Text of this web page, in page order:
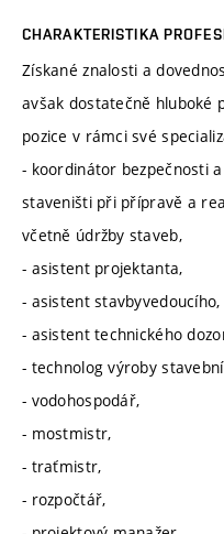
CHARAKTERISTIKA
Získané znalosti a
avšak dostatečně hluboké
pozice v rámci své
- koordinátor bezpečnosti
staveništi při přípravě a
včetně údržby staveb,
- asistent projektanta,
- asistent stavbyvedoucího,
- asistent technického
- technolog výroby
- vodohospodář,
- mostmistr,
- traťmistr,
- rozpočtář,